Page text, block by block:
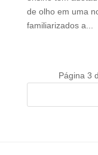
de olho em uma
familiarizados a...
Página 3